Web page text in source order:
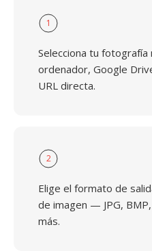
1
Selecciona tu
ordenador, Google
URL directa.
2
Elige el formato de
de imagen — JPG,
más.